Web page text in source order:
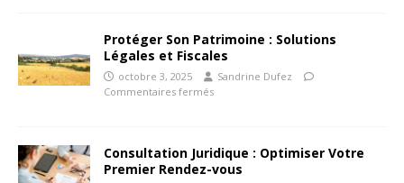
Protéger Son Patrimoine : Solutions
Légales et Fiscales
octobre 3, 2025
Sandrine Dufez
Commentaires fermés
Consultation Juridique : Optimiser Votre
Premier Rendez-vous